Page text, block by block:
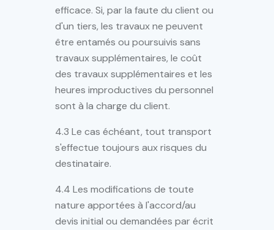
efficace. Si, par la faute du client ou
d'un tiers, les travaux ne peuvent
être entamés ou poursuivis sans
travaux supplémentaires, le coût
des travaux supplémentaires et les
heures improductives du personnel
sont à la charge du client.
4.3 Le cas échéant, tout transport
s'effectue toujours aux risques du
destinataire.
4.4 Les modifications de toute
nature apportées à l'accord/au
devis initial ou demandées par écrit